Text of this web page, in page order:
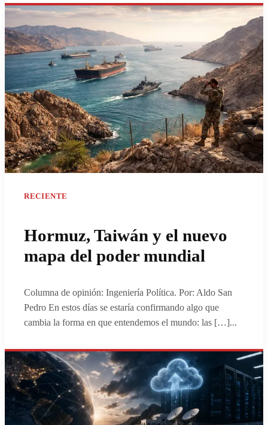
RECIENTE
Hormuz, Taiwán y el nuevo
mapa del poder mundial
Columna de opinión: Ingeniería Política. Por: Aldo San
Pedro En estos días se estaría confirmando algo que
cambia la forma en que entendemos el mundo: las […]...